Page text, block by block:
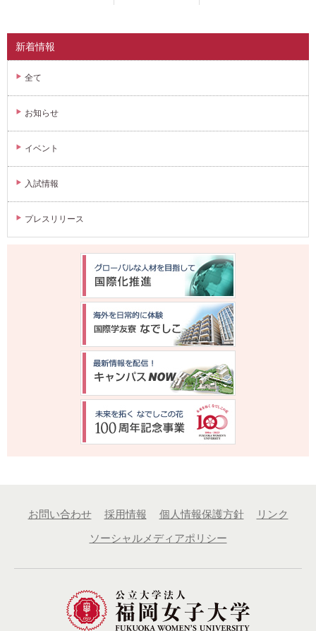
新着情報
全て
お知らせ
イベント
入試情報
プレスリリース
お問い合わせ 採用情報 個人情報保護方針
リンク
ソーシャルメディアポリシー